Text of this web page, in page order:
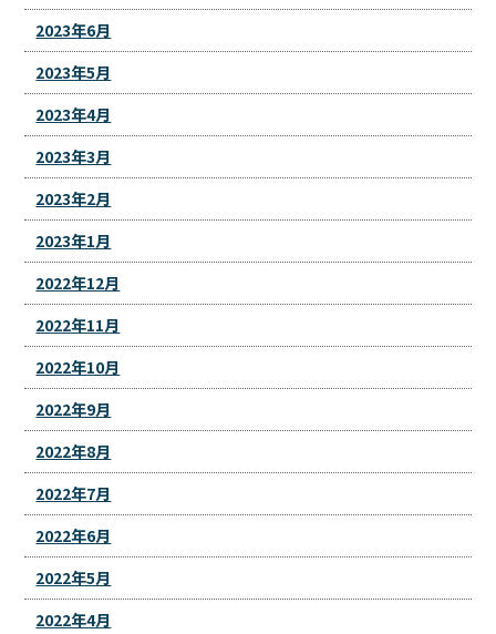
2023年6月
2023年5月
2023年4月
2023年3月
2023年2月
2023年1月
2022年12月
2022年11月
2022年10月
2022年9月
2022年8月
2022年7月
2022年6月
2022年5月
2022年4月